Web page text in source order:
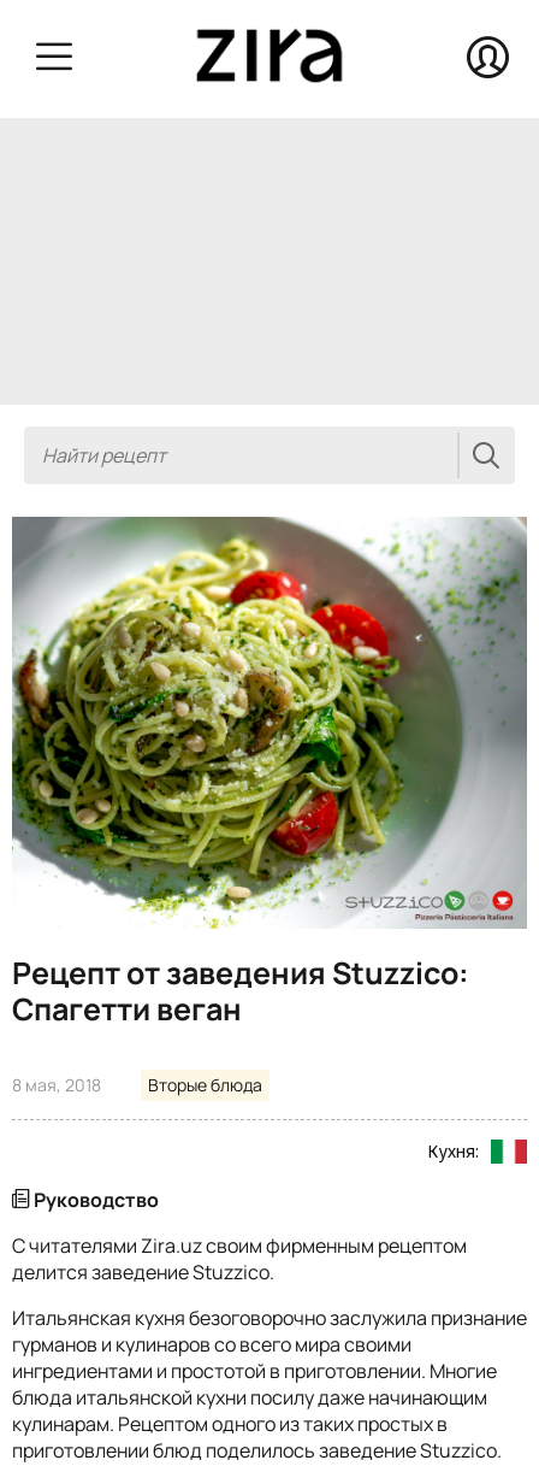
Рецепт от заведения Stuzzico:
Спагетти веган
8 мая, 2018 Вторые блюда
Кухня:
Руководство
С читателями Zira.uz cвоим фирменным рецептом
делится заведение Stuzzico.
Итальянская кухня безоговорочно заслужила признание
гурманов и кулинаров со всего мира своими
ингредиентами и простотой в приготовлении. Многие
блюда итальянской кухни посилу даже начинающим
кулинарам. Рецептом одного из таких простых в
приготовлении блюд поделилось заведение Stuzzico.